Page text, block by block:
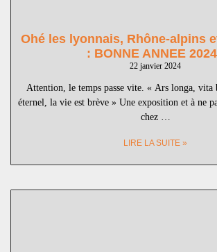
Ohé les lyonnais, Rhône-alpins
: BONNE ANNEE
22 janvier 2024
Attention, le temps passe vite. « Ars longa, vita
éternel, la vie est brève » Une exposition et à ne
chez …
LIRE LA SUITE »